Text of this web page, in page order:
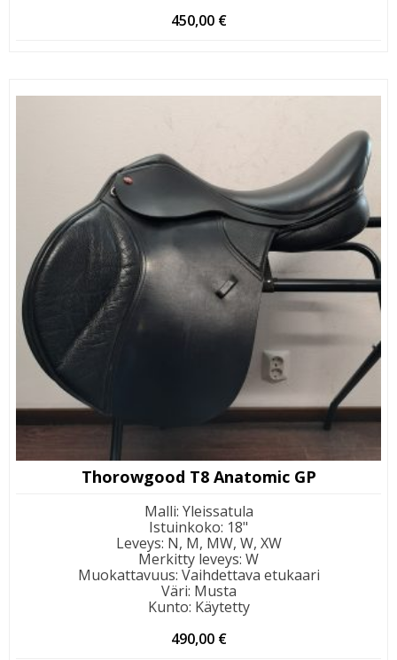
450,00 €
Thorowgood T8 Anatomic GP
Malli: Yleissatula
Istuinkoko: 18"
Leveys: N, M, MW, W, XW
Merkitty leveys: W
Muokattavuus: Vaihdettava etukaari
Väri: Musta
Kunto: Käytetty
490,00 €